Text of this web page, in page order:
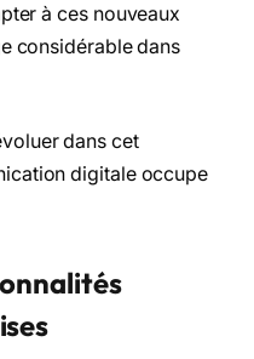
à ces nouveaux
considérable dans
dans cet
digitale occupe